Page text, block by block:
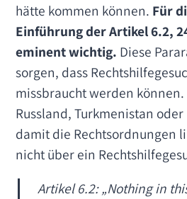
hätte kommen können. Für
Einführung der Artikel 6.2,
eminent wichtig. Diese
sorgen, dass
missbraucht werden
Russland, Turkmenistan
damit die Rechtsordnungen
nicht über ein
Artikel 6.2: „Nothing in